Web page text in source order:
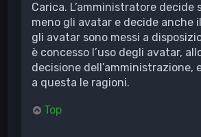
Carica. L’amministratore decide
meno gli avatar e decide anche
gli avatar sono messi a
è concesso l’uso degli avatar,
decisione dell’amministrazione,
a questa le ragioni.
Top